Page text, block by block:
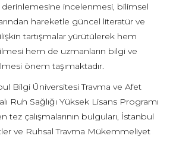
incelenmesi, bilimsel
hareketle güncel literatür ve
tartışmalar yürütülerek hem
hem de uzmanların bilgi ve
önem taşımaktadır.
Bilgi Üniversitesi Travma ve Afet
Ruh Sağlığı Yüksek Lisans Programı
tez çalışmalarının bulguları, İstanbul
ve Ruhsal Travma Mükemmeliyet